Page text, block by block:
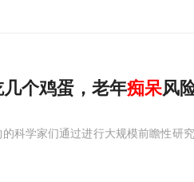
个鸡蛋，老年痴呆风
科学家们通过进行大规模前瞻性研